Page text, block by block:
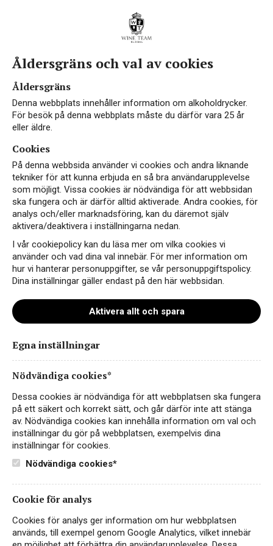
viva-Prosecco Pizzolato 2023
Instagram
Facebook
Åldersgräns och val av cookies
Åldersgräns
Denna webbplats innehåller information om alkoholdrycker.
För besök på denna webbplats måste du därför vara 25 år
eller äldre.
Cookies
På denna webbsida använder vi cookies och andra liknande
tekniker för att kunna erbjuda en så bra användarupplevelse
som möjligt. Vissa cookies är nödvändiga för att webbsidan
ska fungera och är därför alltid aktiverade. Andra cookies, för
analys och/eller marknadsföring, kan du däremot själv
aktivera/deaktivera i inställningarna nedan.
I vår cookiepolicy kan du läsa mer om vilka cookies vi
använder och vad dina val innebär. För mer information om
hur vi hanterar personuppgifter, se vår personuppgiftspolicy.
Dina inställningar gäller endast på den här webbsidan.
Aktivera allt och spara
Egna inställningar
Nödvändiga cookies*
Dessa cookies är nödvändiga för att webbplatsen ska fungera
på ett säkert och korrekt sätt, och går därför inte att stänga
av. Nödvändiga cookies kan innehålla information om val och
inställningar du gör på webbplatsen, exempelvis dina
inställningar för cookies.
Nödvändiga cookies*
Cookie för analys
Cookies för analys ger information om hur webbplatsen
används, till exempel genom Google Analytics, vilket innebär